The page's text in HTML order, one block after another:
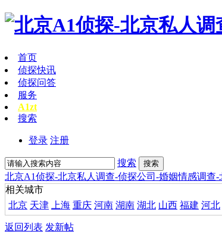
首页
侦探快讯
侦探问答
服务
A1zt
搜索
登录 注册
搜索 搜索
北京A1侦探-北京私人调查-侦探公司-婚姻情感调查-
相关城市
北京 天津 上海 重庆 河南 湖南 湖北 山西 福建 河北
返回列表 发新帖